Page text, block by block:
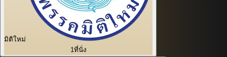
มิติใหม่
1ที่นั่ง